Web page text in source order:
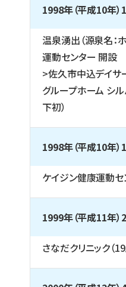
1998年（平成10年）
温泉湧出（源泉名：
運動センター 開設
>佐久市中込デイサ
グループホーム シ
下初）
1998年（平成10年）
ケイジン健康運動
1999年（平成11年）
さなだクリニック（